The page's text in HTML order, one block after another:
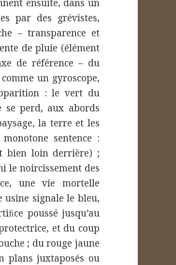
ensuite, dans un
par des grévistes,
– transparence et
de pluie (élément
de référence – du
un gyroscope,
: le vert du
se perd, aux abords
la terre et les
sentence :
bien loin derrière) ;
le noircissement des
une vie mortelle
usine signale le bleu,
poussé jusqu’au
et du coup
; du rouge jaune
plans juxtaposés ou